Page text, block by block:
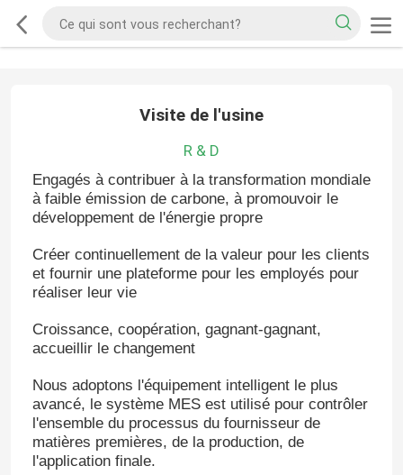
Visite de l'usine
R & D
Engagés à contribuer à la transformation mondiale
à faible émission de carbone, à promouvoir le
développement de l'énergie propre
Créer continuellement de la valeur pour les clients
et fournir une plateforme pour les employés pour
réaliser leur vie
Croissance, coopération, gagnant-gagnant,
accueillir le changement
Nous adoptons l'équipement intelligent le plus
avancé, le système MES est utilisé pour contrôler
l'ensemble du processus du fournisseur de
matières premières, de la production, de
l'application finale.